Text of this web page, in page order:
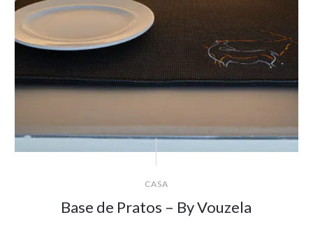
CASA
Base de Pratos – By Vouzela